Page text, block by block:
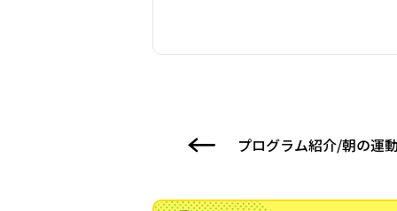
プログラム紹介/朝の運